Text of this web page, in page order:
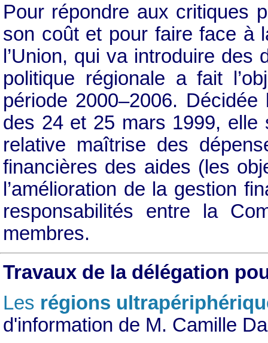
Pour répondre aux critiques
son coût et pour faire face à
l’Union, qui va introduire
politique régionale a fait
période 2000–2006.
des 24 et 25 mars 1999, elle
relative maîtrise des
financières des aides (les
l’amélioration de la gestion
responsabilités entre la
membres.
Travaux de la délégation
Les régions
d'information de M. Camille